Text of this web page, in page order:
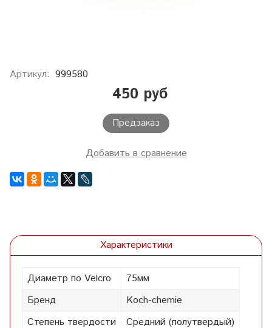
Артикул: 999580
450 руб
Предзаказ
Добавить в сравнение
Характеристики
Диаметр по Velcro
75мм
Бренд
Koch-chemie
Степень твердости
Средний (полутвердый)